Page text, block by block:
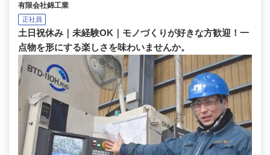
有限会社錦工業
正社員
土日祝休み｜未経験OK｜モノづくりが好きな方歓迎！一
点物を形にする楽しさを味わいませんか。